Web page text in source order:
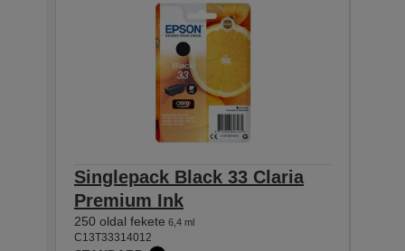
Singlepack Black 33 Claria
Premium Ink
250 oldal fekete 6,4 ml
C13T33314012